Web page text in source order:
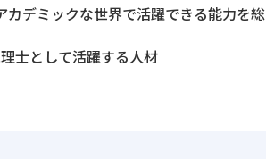
デミックな世界で活躍できる能力を総
士として活躍する人材